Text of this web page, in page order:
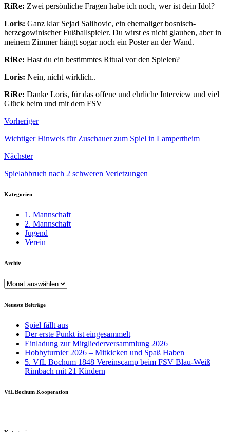
RiRe: Zwei persönliche Fragen habe ich noch, wer ist dein Idol?
Loris: Ganz klar Sejad Salihovic, ein ehemaliger bosnisch-
herzegowinischer Fußballspieler. Du wirst es nicht glauben, aber in
meinem Zimmer hängt sogar noch ein Poster an der Wand.
RiRe: Hast du ein bestimmtes Ritual vor den Spielen?
Loris: Nein, nicht wirklich..
RiRe: Danke Loris, für das offene und ehrliche Interview und viel
Glück beim und mit dem FSV
Vorheriger
Wichtiger Hinweis für Zuschauer zum Spiel in Lampertheim
Nächster
Spielabbruch nach 2 schweren Verletzungen
Kategorien
1. Mannschaft
2. Mannschaft
Jugend
Verein
Archiv
Archiv
Neueste Beiträge
Spiel fällt aus
Der erste Punkt ist eingesammelt
Einladung zur Mitgliederversammlung 2026
Hobbyturnier 2026 – Mitkicken und Spaß Haben
5. VfL Bochum 1848 Vereinscamp beim FSV Blau-Weiß
Rimbach mit 21 Kindern
VfL Bochum Kooperation